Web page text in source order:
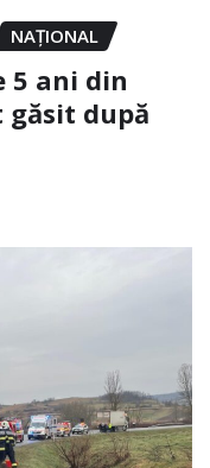
NAŢIONAL
5 ani din
găsit după